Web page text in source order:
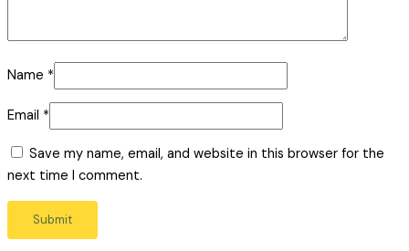
Name *
Email *
Save my name, email, and website in this browser for the
next time I comment.